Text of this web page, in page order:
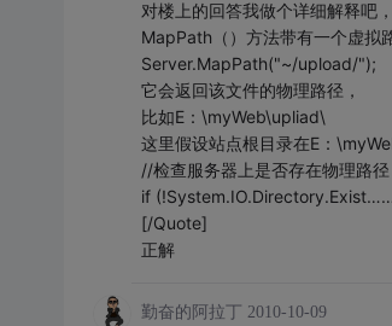
对楼上的回答我做个详细解释吧
MapPath（）方法带有一个虚拟
Server.MapPath("~/upload/");
它会返回该文件的物理路径，
比如E：\myWeb\upliad\
这里假设站点根目录在E：
//检查服务器上是否存在物理路径
if (!System.IO.Directory.Exist……
[/Quote]
正解
勤奋的阿拉丁 2010-10-09